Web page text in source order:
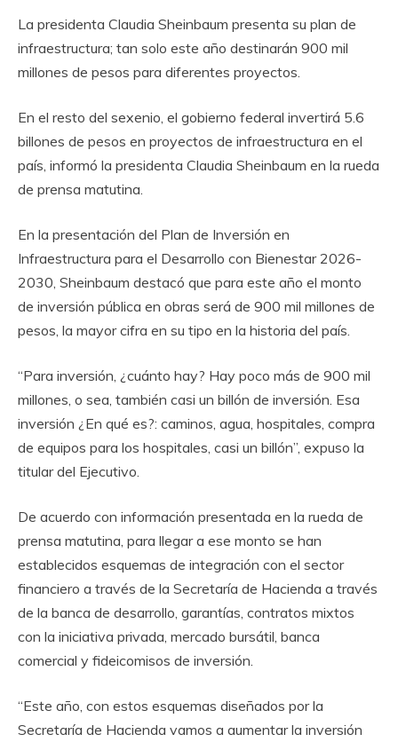
La presidenta Claudia Sheinbaum presenta su plan de
infraestructura; tan solo este año destinarán 900 mil
millones de pesos para diferentes proyectos.
En el resto del sexenio, el gobierno federal invertirá 5.6
billones de pesos en proyectos de infraestructura en el
país, informó la presidenta Claudia Sheinbaum en la rueda
de prensa matutina.
En la presentación del Plan de Inversión en
Infraestructura para el Desarrollo con Bienestar 2026-
2030, Sheinbaum destacó que para este año el monto
de inversión pública en obras será de 900 mil millones de
pesos, la mayor cifra en su tipo en la historia del país.
“Para inversión, ¿cuánto hay? Hay poco más de 900 mil
millones, o sea, también casi un billón de inversión. Esa
inversión ¿En qué es?: caminos, agua, hospitales, compra
de equipos para los hospitales, casi un billón”, expuso la
titular del Ejecutivo.
De acuerdo con información presentada en la rueda de
prensa matutina, para llegar a ese monto se han
establecidos esquemas de integración con el sector
financiero a través de la Secretaría de Hacienda a través
de la banca de desarrollo, garantías, contratos mixtos
con la iniciativa privada, mercado bursátil, banca
comercial y fideicomisos de inversión.
“Este año, con estos esquemas diseñados por la
Secretaría de Hacienda vamos a aumentar la inversión